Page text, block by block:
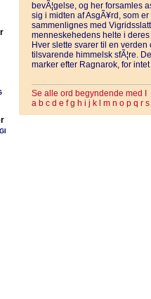
bevÃ¦gelse, og her forsamles
sig i midten af AsgÃ¥rd, som
sammenlignes med
menneskehedens helte i deres
Hver slette svarer til en
tilsvarende himmelsk sfÃ¦re.
marker efter Ragnarok, for
Se alle ord begyndende med I
a b c d e f g h i j k m n o p q r s